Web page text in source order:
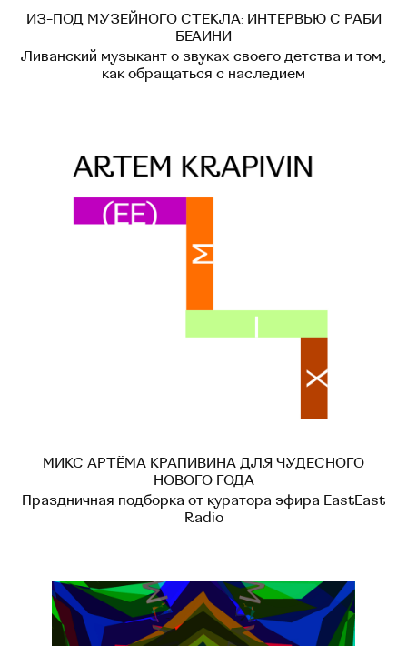
ИЗ-ПОД МУЗЕЙНОГО СТЕКЛА: ИНТЕРВЬЮ С РАБИ
БЕАИНИ
Ливанский музыкант о звуках своего детства и том,
как обращаться с наследием
МИКС АРТЁМА КРАПИВИНА ДЛЯ ЧУДЕСНОГО
НОВОГО ГОДА
Праздничная подборка от куратора эфира EastEast
Radio